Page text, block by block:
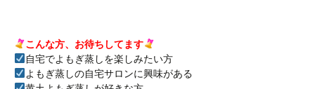
こんな方、お待ちしてます
自宅でよもぎ蒸しを楽しみたい方
よもぎ蒸しの自宅サロンに興味がある